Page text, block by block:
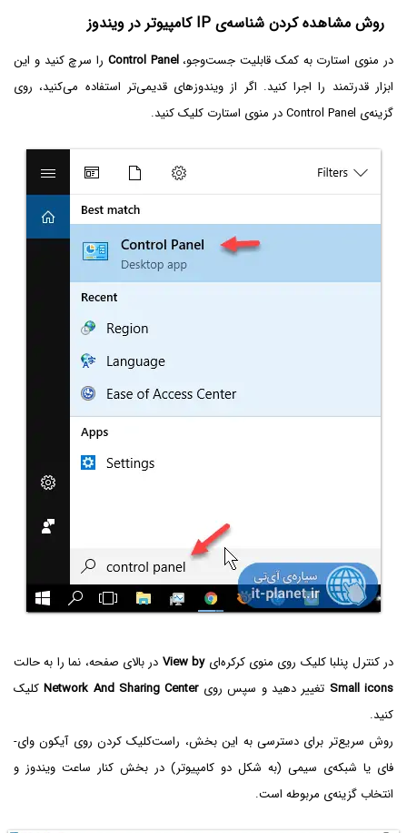
روش مشاهده کردن شناسه‌ی IP کامپیوتر در ویندوز
در منوی استارت به کمک قابلیت جست‌وجو،Control Panel را سرچ کنید و این
ابزار قدرتمند را اجرا کنید. اگر از ویندوزهای قدیمی‌تر استفاده می‌کنید، روی
گزینه‌ی Control Panel در منوی استارت کلیک کنید.
در کنترل پنلبا کلیک روی منوی کرکره‌ایView by در بالای صفحه، نما را به حالت
Small icons تغییر دهید و سپس رویNetwork And Sharing Centerکلیک
کنید.
روش سریع‌تر برای دسترسی به این بخش، راست‌کلیک کردن روی آیکون وای-
فای یا شبکه‌ی سیمی (به شکل دو کامپیوتر) در بخش کنار ساعت ویندوز و
انتخاب گزینه‌ی مربوطه است.